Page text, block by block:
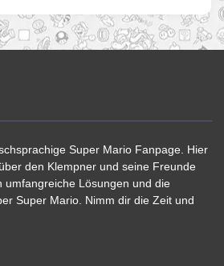
Super Mario Fanpage. Hier
den Klempner und seine Freunde
umfangreiche Lösungen und die
Super Mario. Nimm dir die Zeit und